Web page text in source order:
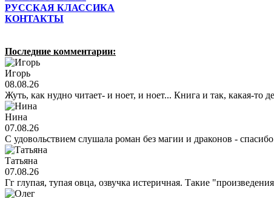
РУССКАЯ КЛАССИКА
КОНТАКТЫ
Последние комментарии:
Игорь
08.08.26
Жуть, как нудно читает- и ноет, и ноет... Книга и так, какая-то
Нина
07.08.26
С удовольствием слушала роман без магии и драконов -
Татьяна
07.08.26
Гг глупая, тупая овца, озвучка истеричная. Такие